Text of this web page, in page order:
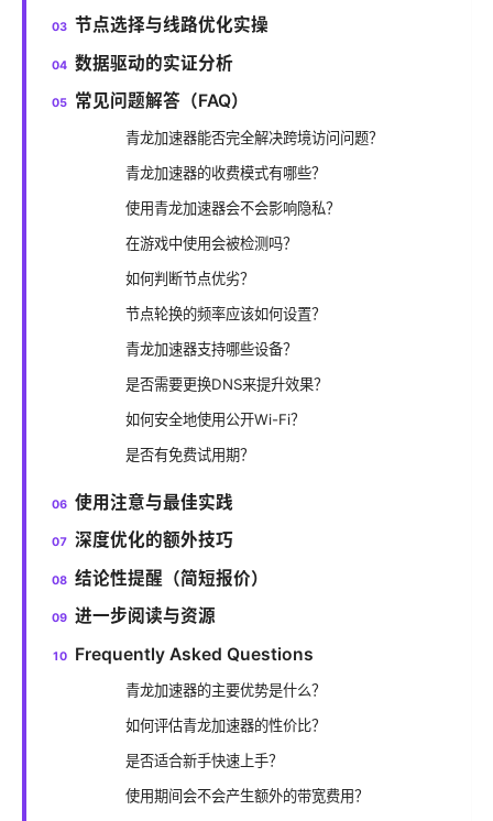
节点选择与线路优化实操
数据驱动的实证分析
常见问题解答（FAQ）
青龙加速器能否完全解决跨境访问问题？
青龙加速器的收费模式有哪些？
使用青龙加速器会不会影响隐私？
在游戏中使用会被检测吗？
如何判断节点优劣？
节点轮换的频率应该如何设置？
青龙加速器支持哪些设备？
是否需要更换DNS来提升效果？
如何安全地使用公开Wi-Fi？
是否有免费试用期？
使用注意与最佳实践
深度优化的额外技巧
结论性提醒（简短报价）
进一步阅读与资源
Frequently Asked Questions
青龙加速器的主要优势是什么？
如何评估青龙加速器的性价比？
是否适合新手快速上手？
使用期间会不会产生额外的带宽费用？